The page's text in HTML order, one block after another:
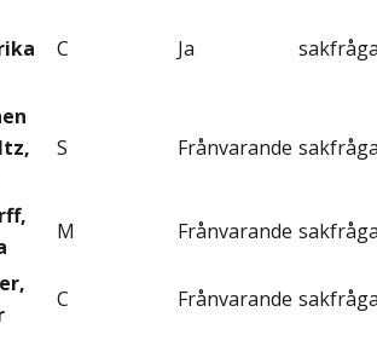
C Ja
S Frånvarande
M Frånvarande
C Frånvarande